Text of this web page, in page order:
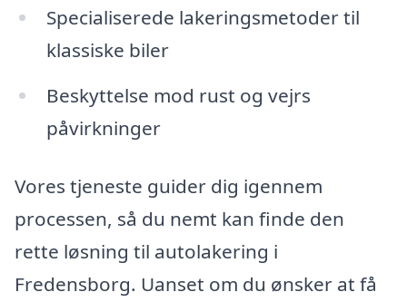
Specialiserede lakeringsmetoder til
klassiske biler
Beskyttelse mod rust og vejrs
påvirkninger
Vores tjeneste guider dig igennem
processen, så du nemt kan finde den
rette løsning til autolakering i
Fredensborg. Uanset om du ønsker at få